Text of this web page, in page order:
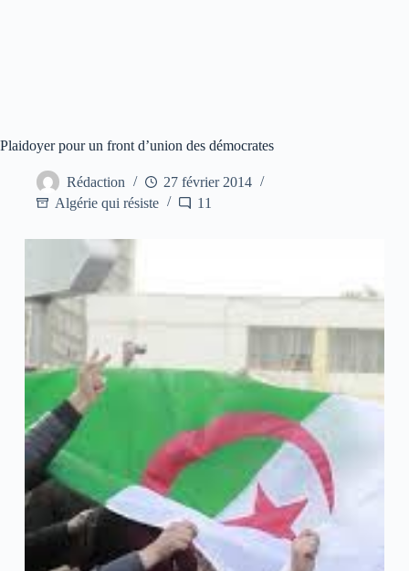
Plaidoyer pour un front d’union des démocrates
Rédaction
27 février 2014
Algérie qui résiste
11